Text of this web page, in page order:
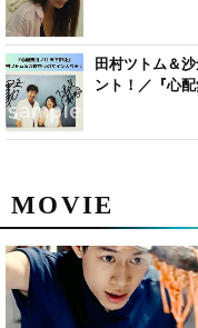
MOVIE
田村ツトム＆
ント！／『心配